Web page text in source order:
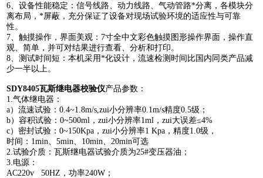
6、设备性能稳定：信号线路、动力线路、气动管路*分离，各模块分
离布局，*屏蔽，充分保证了设备对现场试验环境的适应性与可靠
性。
7、触摸操作，界面美观：7寸全中文彩色触摸图形操作界面，操作直
观、简单，并可对结果进行查看、分析和打印。
8、测试时间短：本机采用*化设计，流速检测时间比国内同类产品减
少一半以上。
SDY8405瓦斯继电器校验仪产品参数：
1.气体继电器：
a）流速试验：0.4~1.8m/s,zui小分辨率0.1m/s精度0.5级；
b）容积试验：0~500ml，zui小分辨率1ml，zui大误差≤4%
c）密封试验：0~150Kpa，zui小分辨率1 Kpa，精度1.0级，
时间：1min、5min、10min、20min可选
2.试验介质：瓦斯继电器试验介质为25#变压器油；
3.电源：
AC220v 50HZ，功率240W；